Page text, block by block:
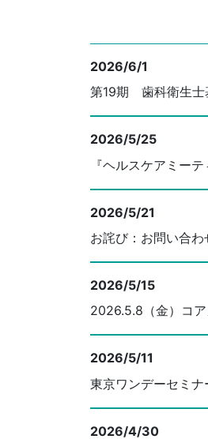
2026/6/1
第19期 歯科衛生士
2026/5/25
『ヘルスケアミー
2026/5/21
お詫び：お問い合
2026/5/15
2026.5.8（金）コ
2026/5/11
東京ワンデーセミ
2026/4/30